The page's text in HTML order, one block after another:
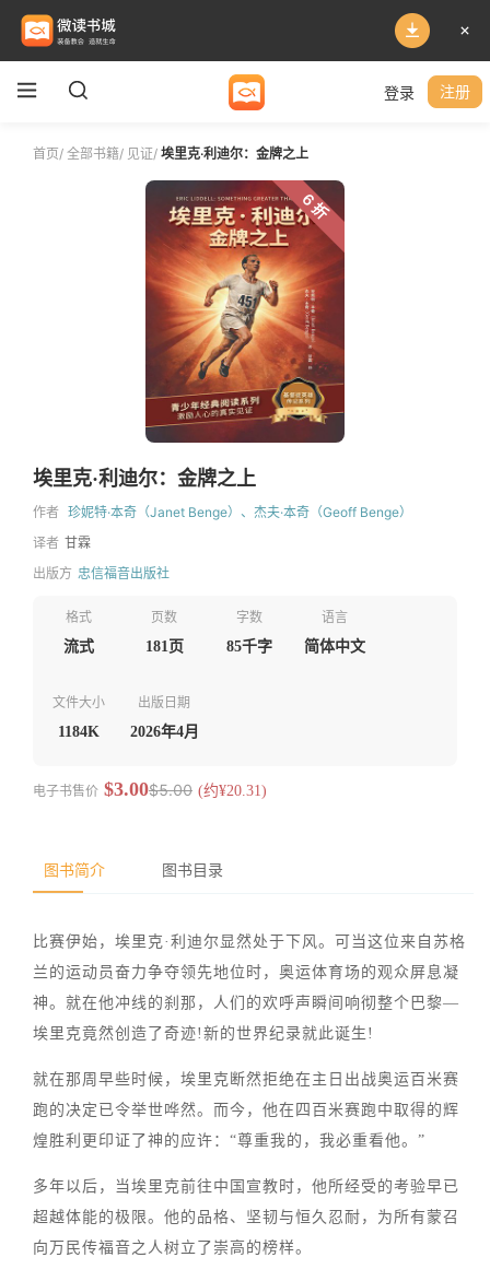
登录 注册
首页/ 全部书籍/ 见证/ 埃里克·利迪尔：金牌之上
6 折
埃里克·利迪尔：金牌之上
作者 珍妮特·本奇（Janet Benge）、杰夫·本奇（Geoff Benge）
译者 甘霖
出版方 忠信福音出版社
格式
流式
页数
181页
字数
85千字
语言
简体中文
文件大小
1184K
出版日期
2026年4月
电子书售价 $3.00$5.00 (约¥20.31)
图书简介 图书目录
比赛伊始，埃里克·利迪尔显然处于下风。可当这位来自苏格
兰的运动员奋力争夺领先地位时，奥运体育场的观众屏息凝
神。就在他冲线的刹那，人们的欢呼声瞬间响彻整个巴黎—
埃里克竟然创造了奇迹!新的世界纪录就此诞生!
就在那周早些时候，埃里克断然拒绝在主日出战奥运百米赛
跑的决定已令举世哗然。而今，他在四百米赛跑中取得的辉
煌胜利更印证了神的应许：“尊重我的，我必重看他。”
多年以后，当埃里克前往中国宣教时，他所经受的考验早已
超越体能的极限。他的品格、坚韧与恒久忍耐，为所有蒙召
向万民传福音之人树立了崇高的榜样。